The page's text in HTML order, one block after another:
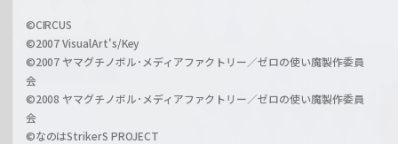
a
r
z
i
l
©CIRCUS
©2007 VisualArt's/Key
©2007 ヤマグチノボル･メディアファクトリー／ゼロの使い魔製作委員
会
©2008 ヤマグチノボル･メディアファクトリー／ゼロの使い魔製作委員
会
©なのはStrikerS PROJECT